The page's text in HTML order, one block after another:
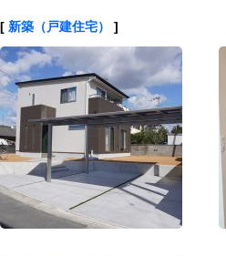
[ 新築（戸建住宅） ]